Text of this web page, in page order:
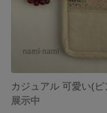
展示中